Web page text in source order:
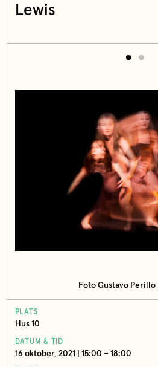
Lewis
Foto Gustavo Perillo
PLATS
Hus 10
DATUM & TID
16 oktober, 2021 | 15:00 – 18:00